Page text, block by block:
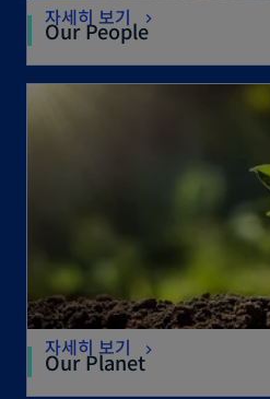
Our People
자세히 보기
Our Planet
자세히 보기